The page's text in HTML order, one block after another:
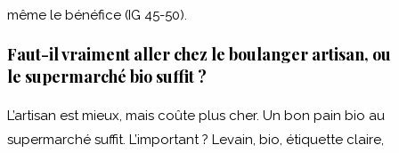
même le bénéfice (IG 45-50).
Faut-il vraiment aller chez le boulanger artisan, ou
le supermarché bio suffit ?
L’artisan est mieux, mais coûte plus cher. Un bon pain bio au
supermarché suffit. L’important ? Levain, bio, étiquette claire,